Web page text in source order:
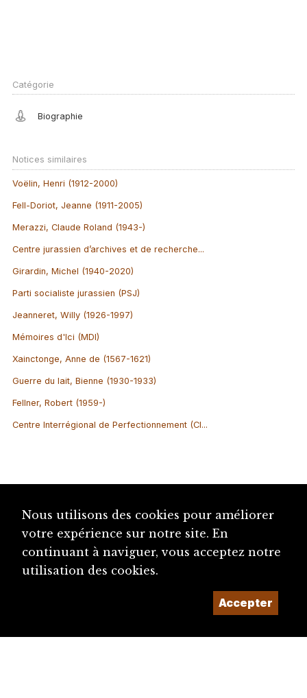
Catégorie
Biographie
Notices similaires
Voëlin, Henri (1912-2000)
Fell-Doriot, Jeanne (1911-2005)
Merazzi, Claude Roland (1943-)
Centre jurassien d’archives et de recherche...
Girardin, Michel (1940-2020)
Parti socialiste jurassien (PSJ)
Jeanneret, Willy (1926-1997)
Mémoires d'Ici (MDI)
Xainctonge, Anne de (1567-1621)
Guerre du lait, Bienne (1930-1933)
Fellner, Robert (1959-)
Centre Interrégional de Perfectionnement (CI...
Nous utilisons des cookies pour améliorer
votre expérience sur notre site. En
continuant à naviguer, vous acceptez notre
utilisation des cookies.
Accepter